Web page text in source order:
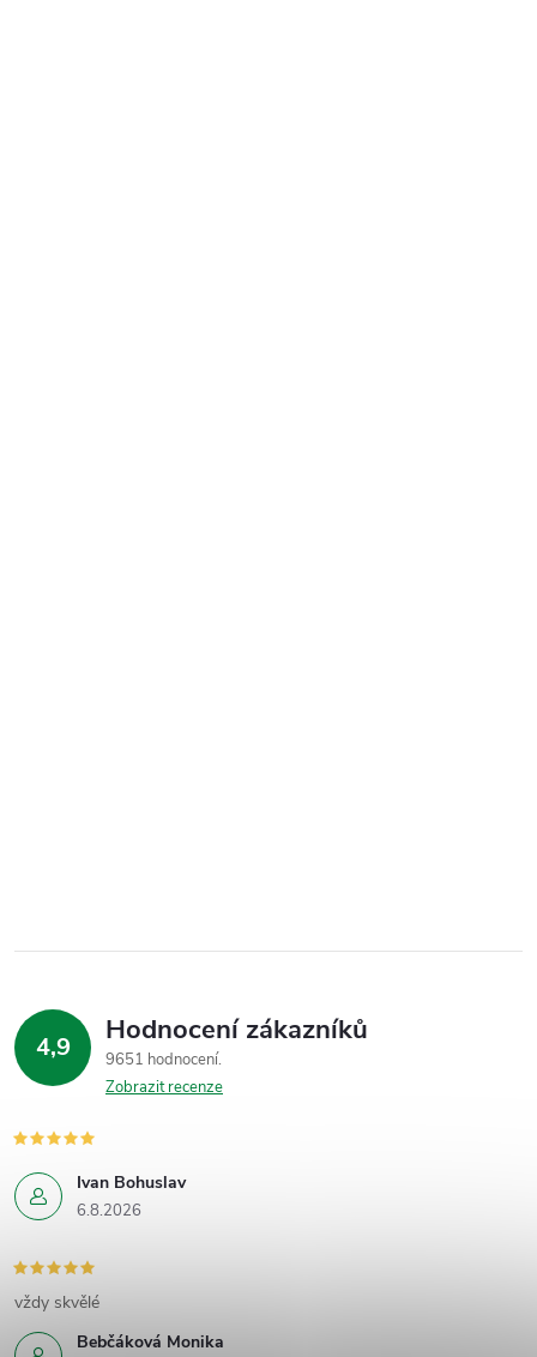
4,9 Hodnocení zákazníků
9651 hodnocení
Zobrazit recenze
Ivan Bohuslav
6.8.2026
Bebčáková Monika
vždy skvělé